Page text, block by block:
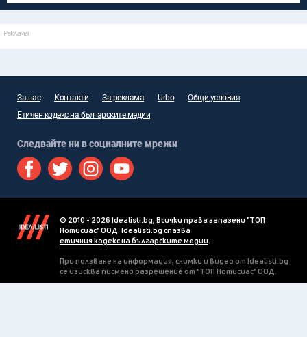
Реклама
За нас Контакти За реклама Urbo
Общи условия
Етичен кодекс на българските медии
Следвайте ни в социалните мрежи
© 2010 - 2026 Idealisti.bg, Всички права запазени "ТОП
Нотисиас" ООД. Idealisti.bg спазва
етичния кодекс на българските медии.
При ползване на информация, снимки и видео от Idealisti.bg
се изисква писмено разрешение от "ТОП Нотисиас" ООД.